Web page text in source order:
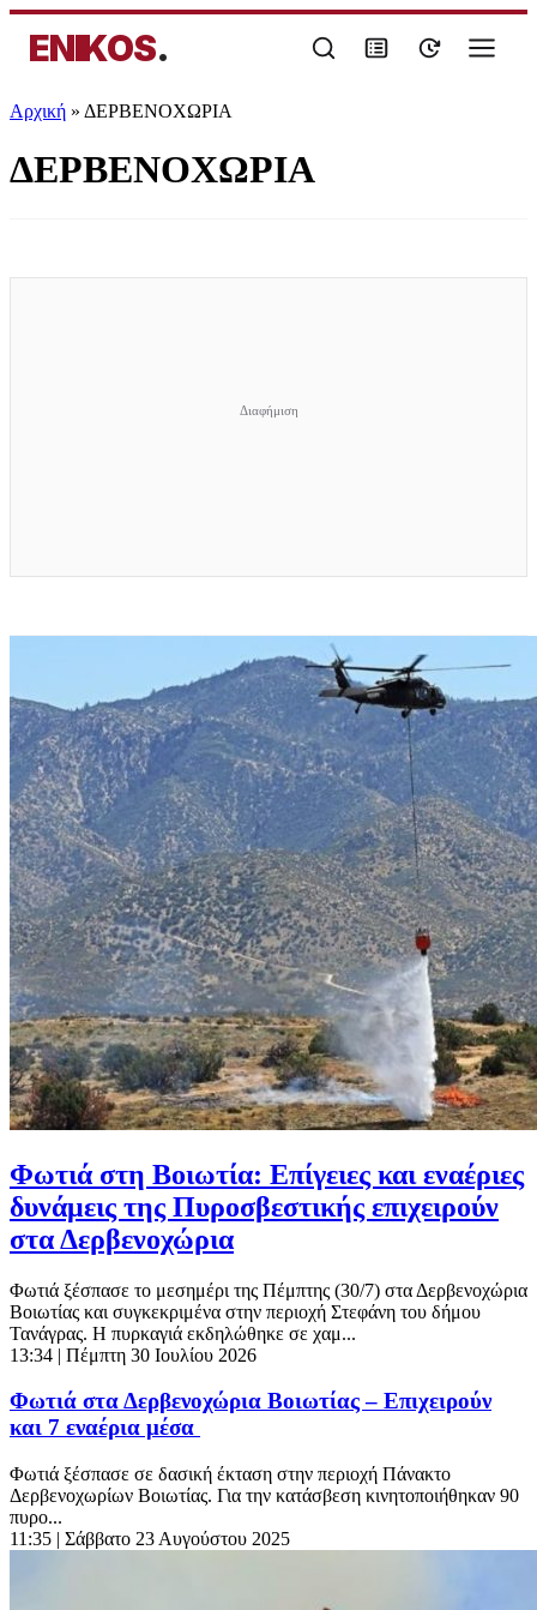
ENIKOS.
Αρχική » ΔΕΡΒΕΝΟΧΩΡΙΑ
ΔΕΡΒΕΝΟΧΩΡΙΑ
Φωτιά στη Βοιωτία: Επίγειες και εναέριες
δυνάμεις της Πυροσβεστικής επιχειρούν
στα Δερβενοχώρια
Φωτιά ξέσπασε το μεσημέρι της Πέμπτης (30/7) στα Δερβενοχώρια
Βοιωτίας και συγκεκριμένα στην περιοχή Στεφάνη του δήμου
Τανάγρας. Η πυρκαγιά εκδηλώθηκε σε χαμ...
13:34 | Πέμπτη 30 Ιουλίου 2026
Φωτιά στα Δερβενοχώρια Βοιωτίας – Επιχειρούν
και 7 εναέρια μέσα
Φωτιά ξέσπασε σε δασική έκταση στην περιοχή Πάνακτο
Δερβενοχωρίων Βοιωτίας. Για την κατάσβεση κινητοποιήθηκαν 90
πυρο...
11:35 | Σάββατο 23 Αυγούστου 2025